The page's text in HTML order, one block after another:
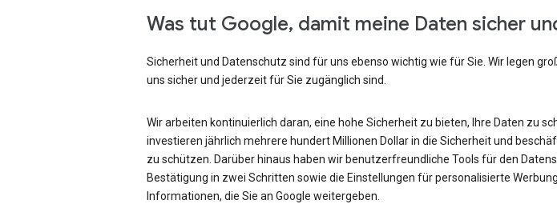
Was tut Google, damit meine Daten sicher
Sicherheit und Datenschutz sind für uns ebenso wichtig wie für Sie. Wir legen
uns sicher und jederzeit für Sie zugänglich sind.
Wir arbeiten kontinuierlich daran, eine hohe Sicherheit zu bieten, Ihre Daten zu
investieren jährlich mehrere hundert Millionen Dollar in die Sicherheit und
zu schützen. Darüber hinaus haben wir benutzerfreundliche Tools für den
Bestätigung in zwei Schritten sowie die Einstellungen für personalisierte
Informationen, die Sie an Google weitergeben.